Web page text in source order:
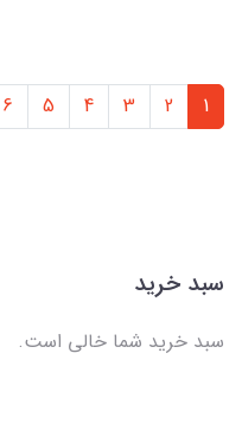
1
2
3
4
5
6
سبد خرید
سبد خرید شما خالی است.